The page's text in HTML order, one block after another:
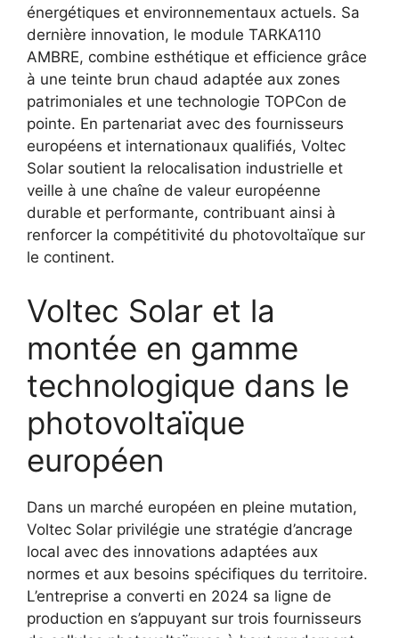
énergétiques et environnementaux actuels. Sa
dernière innovation, le module TARKA110
AMBRE, combine esthétique et efficience grâce
à une teinte brun chaud adaptée aux zones
patrimoniales et une technologie TOPCon de
pointe. En partenariat avec des fournisseurs
européens et internationaux qualifiés, Voltec
Solar soutient la relocalisation industrielle et
veille à une chaîne de valeur européenne
durable et performante, contribuant ainsi à
renforcer la compétitivité du photovoltaïque sur
le continent.
Voltec Solar et la
montée en gamme
technologique dans le
photovoltaïque
européen
Dans un marché européen en pleine mutation,
Voltec Solar privilégie une stratégie d’ancrage
local avec des innovations adaptées aux
normes et aux besoins spécifiques du territoire.
L’entreprise a converti en 2024 sa ligne de
production en s’appuyant sur trois fournisseurs